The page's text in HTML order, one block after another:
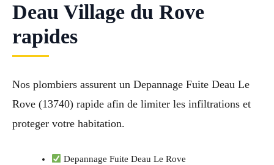
Deau Village du Rove
rapides
Nos plombiers assurent un Depannage Fuite Deau Le
Rove (13740) rapide afin de limiter les infiltrations et
proteger votre habitation.
Depannage Fuite Deau Le Rove